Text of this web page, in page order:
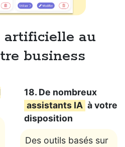
artificielle au
business
18. De nombreux
assistants IA à votre
disposition
Des outils basés sur